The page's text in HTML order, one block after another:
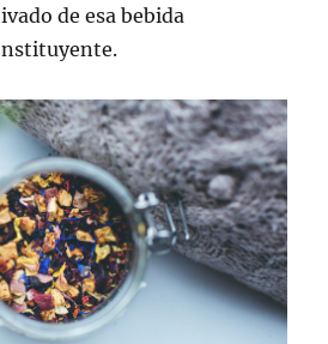
de esa bebida